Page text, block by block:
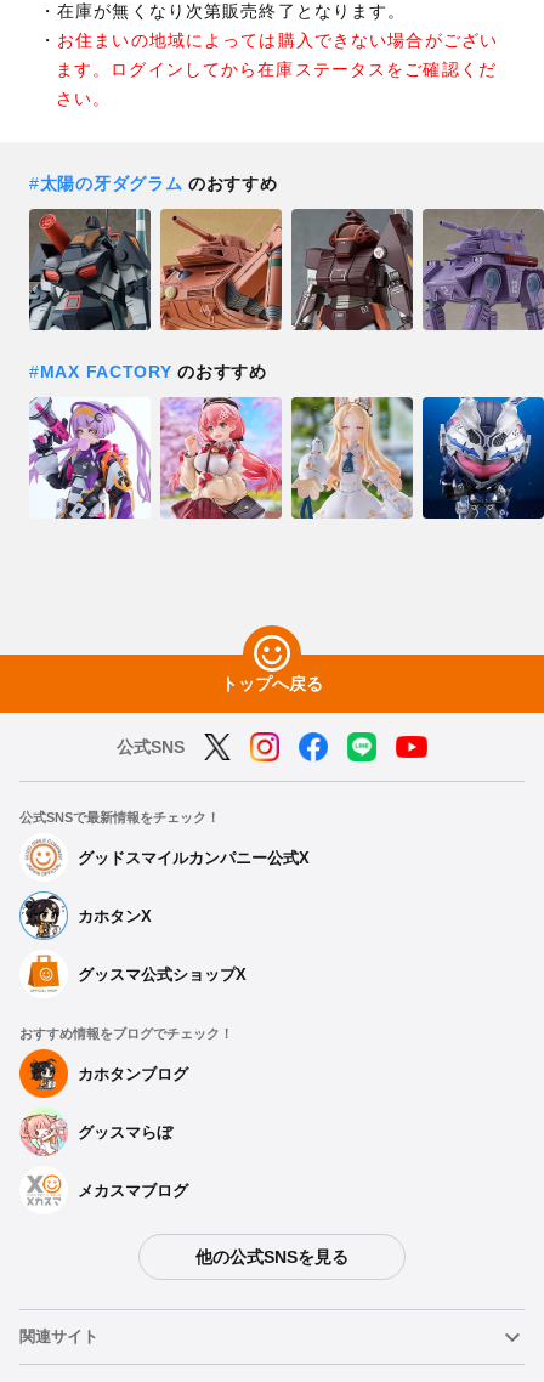
在庫が無くなり次第販売終了となります。
お住まいの地域によっては購入できない場合がござい
ます。ログインしてから在庫ステータスをご確認くだ
さい。
#太陽の牙ダグラム のおすすめ
#MAX FACTORY のおすすめ
トップへ戻る
公式SNS
公式SNSで最新情報をチェック！
グッドスマイルカンパニー公式X
カホタンX
グッスマ公式ショップX
おすすめ情報をブログでチェック！
カホタンブログ
グッスマらぼ
メカスマブログ
他の公式SNSを見る
関連サイト